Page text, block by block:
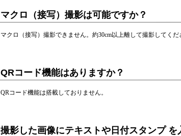
マクロ（接写）撮影は可能ですか？
マクロ（接写）撮影できません。約30cm以上離して撮影してくだ
QRコード機能はありますか？
QRコード機能は搭載しておりません。
撮影した画像にテキストや日付スタンプ を